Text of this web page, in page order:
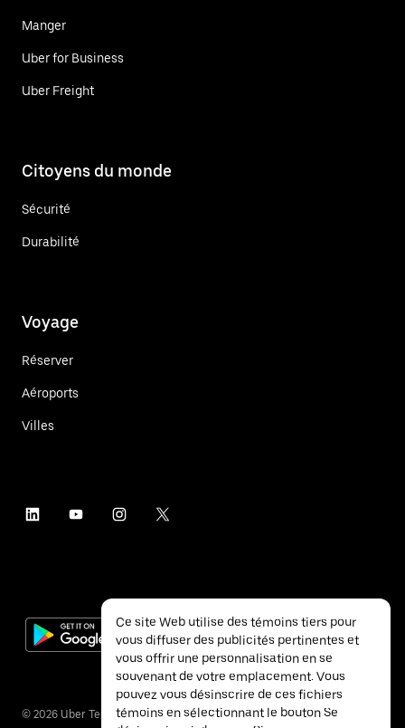
Manger
Uber for Business
Uber Freight
Citoyens du monde
Sécurité
Durabilité
Voyage
Réserver
Aéroports
Villes
© 2026 Uber Technologies inc.
Ce site Web utilise des témoins tiers pour
vous diffuser des publicités pertinentes et
vous offrir une personnalisation en se
souvenant de votre emplacement. Vous
pouvez vous désinscrire de ces fichiers
témoins en sélectionnant le bouton Se